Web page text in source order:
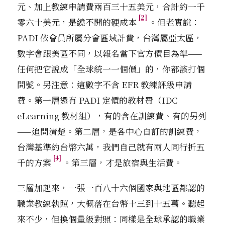
元、加上教練申請費兩百三十五美元，合計約一千
零六十美元，是繞不開的硬成本 [2] 。但老實說：
PADI 依會員所屬分會區域計費，台灣屬亞太區，
數字會跟美區不同，以報名當下官方價目為準——
任何把它說成「全球統一一個價」的，你都該打個
問號。另注意：這數字不含 EFR 教練評級申請
費。第一層還有 PADI 定價的教材費（IDC
eLearning 教材組），有的含在訓練費、有的另列
——追問清楚。第二層，是各中心自訂的訓練費，
台灣基準約台幣六萬，我們自己就有兩人同行折五
千的方案 [4] 。第三層，才是旅宿與生活費。
三層加起來，一張一百八十六個國家與地區都認的
職業教練執照，大概落在台幣十三到十五萬。聽起
來不少，但換個量級對照：同樣是全球承認的職業